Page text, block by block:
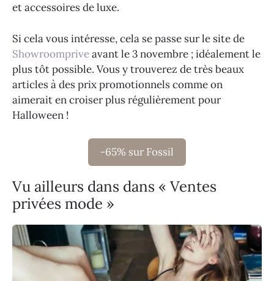
et accessoires de luxe.
Si cela vous intéresse, cela se passe sur le site de
Showroompriveavant le 3 novembre ; idéalement le
plus tôt possible. Vous y trouverez de très beaux
articles à des prix promotionnels comme on
aimerait en croiser plus régulièrement pour
Halloween !
-65% sur Fossil
Vu ailleurs dans dans « Ventes
privées mode »